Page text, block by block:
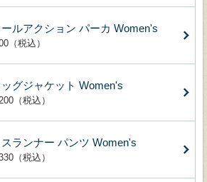
ルアクション パーカ Women's
（税込）
グジャケット Women's
（税込）
ランナー パンツ Women's
（税込）